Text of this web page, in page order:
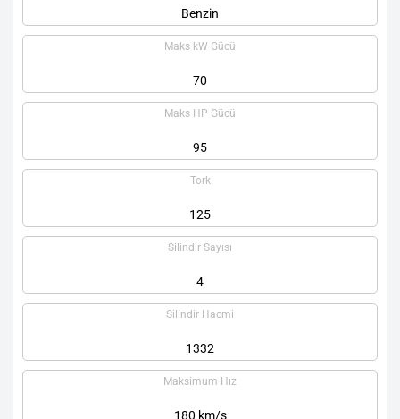
Benzin
Maks kW Gücü
70
Maks HP Gücü
95
Tork
125
Silindir Sayısı
4
Silindir Hacmi
1332
Maksimum Hız
180 km/s